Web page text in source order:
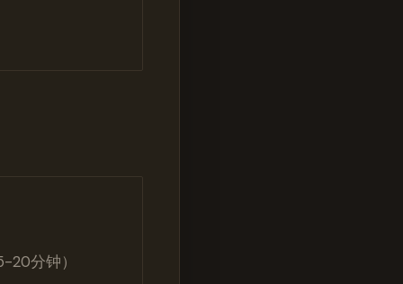
20分钟）